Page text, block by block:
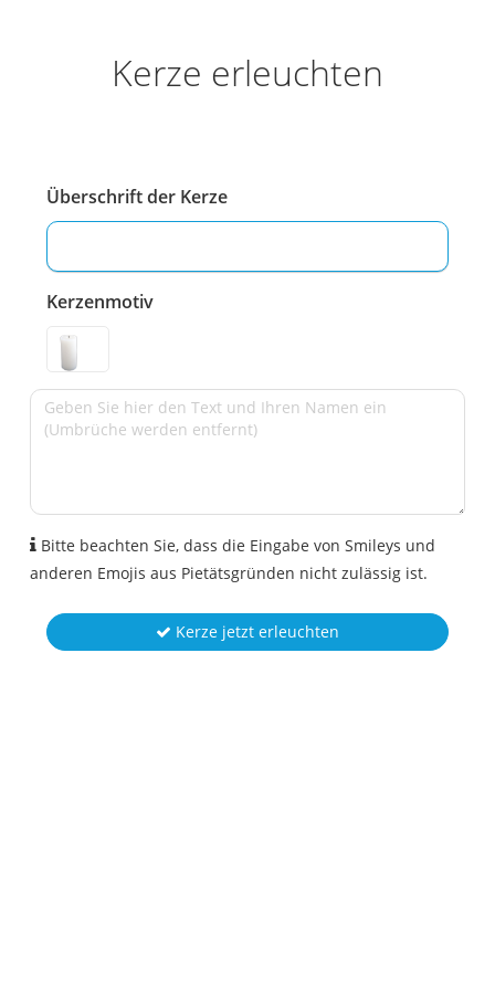
Kerze erleuchten
Überschrift der Kerze
Kerzenmotiv
Bitte beachten Sie, dass die Eingabe von Smileys und
anderen Emojis aus Pietätsgründen nicht zulässig ist.
Kerze jetzt erleuchten